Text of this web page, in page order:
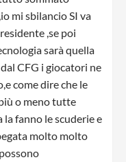
mi sbilancio SI va
,se poi
sarà quella
CFG i giocatori ne
come dire che le
o meno tutte
la fanno le scuderie e
molto molto